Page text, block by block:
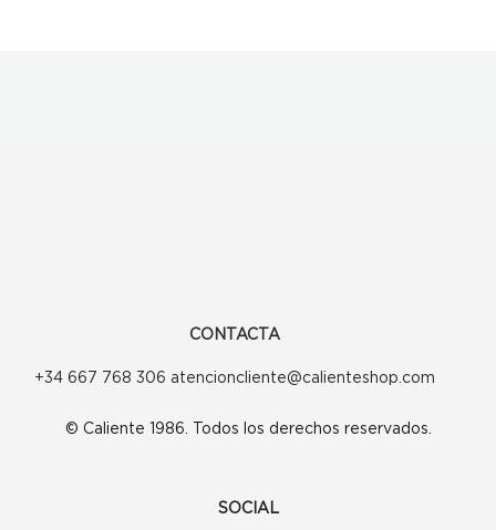
CONTACTA
+34 667 768 306 atencioncliente@calienteshop.com
© Caliente 1986. Todos los derechos reservados.
SOCIAL